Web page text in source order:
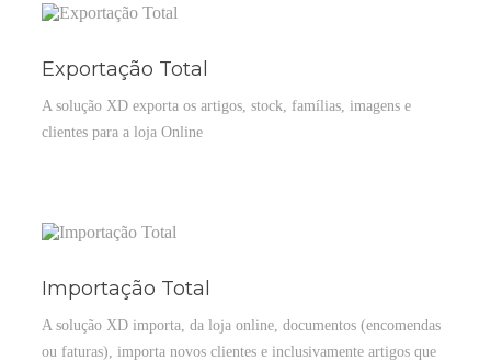
Exportação Total
A solução XD exporta os artigos, stock, famílias, imagens e
clientes para a loja Online
Importação Total
A solução XD importa, da loja online, documentos (encomendas
ou faturas), importa novos clientes e inclusivamente artigos que